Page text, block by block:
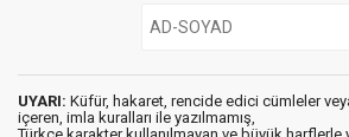
UYARI: Küfür, hakaret, rencide edici cümleler
içeren, imla kuralları ile yazılmamış,